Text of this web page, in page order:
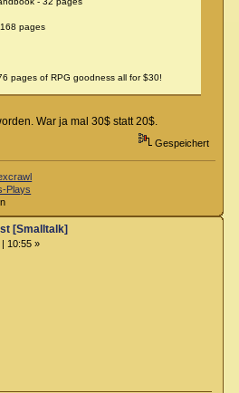
pages
pages of RPG goodness all for $30!
War ja mal 30$ statt 20$.
Gespeichert
Plays
[Smalltalk]
10:55 »